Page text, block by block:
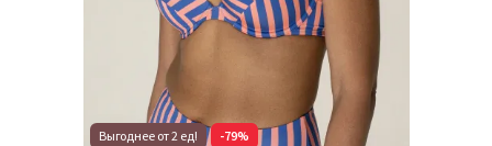
Выгоднее от 2 ед! -79%